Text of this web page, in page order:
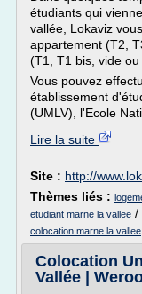
étudiants qui
vallée, Lokaviz
appartement (T2,
(T1, T1 bis, vide
Vous pouvez
établissement
(UMLV), l'Ecole
Lire la suite
Site : http://
Thèmes liés :
etudiant marne la vallee /
colocation marne la vallee
Colocation
Vallée |